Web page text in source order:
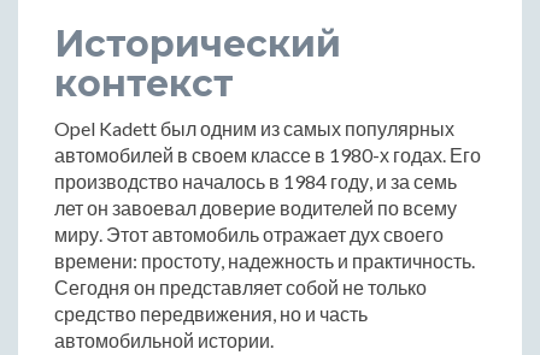
Исторический
контекст
Opel Kadett был одним из самых популярных
автомобилей в своем классе в 1980-х годах. Его
производство началось в 1984 году, и за семь
лет он завоевал доверие водителей по всему
миру. Этот автомобиль отражает дух своего
времени: простоту, надежность и практичность.
Сегодня он представляет собой не только
средство передвижения, но и часть
автомобильной истории.